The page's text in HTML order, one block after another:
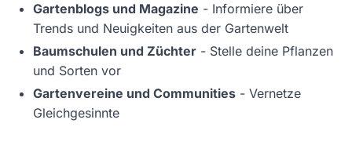
Gartenblogs und Magazine - Informiere über
Trends und Neuigkeiten aus der Gartenwelt
Baumschulen und Züchter - Stelle deine Pflanzen
und Sorten vor
Gartenvereine und Communities - Vernetze
Gleichgesinnte